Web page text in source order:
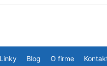
Linky Blog O firme